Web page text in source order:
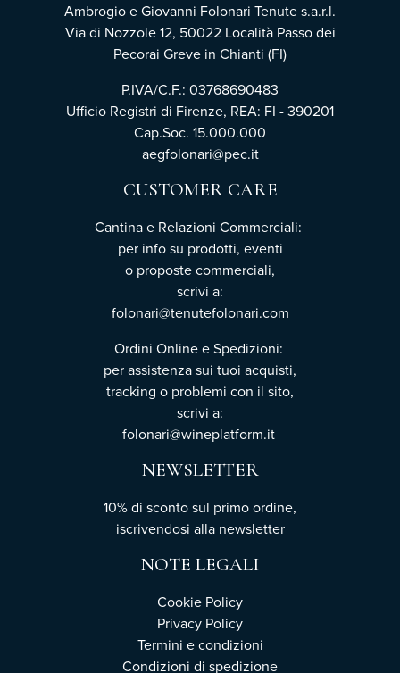
Ambrogio e Giovanni Folonari Tenute s.a.r.l.
Via di Nozzole 12, 50022 Località Passo dei
Pecorai Greve in Chianti (FI)
P.IVA/C.F.: 03768690483
Ufficio Registri di Firenze, REA: FI - 390201
Cap.Soc. 15.000.000
aegfolonari@pec.it
CUSTOMER CARE
Cantina e Relazioni Commerciali:
per info su prodotti, eventi
o proposte commerciali,
scrivi a:
folonari@tenutefolonari.com
Ordini Online e Spedizioni:
per assistenza sui tuoi acquisti,
tracking o problemi con il sito,
scrivi a:
folonari@wineplatform.it
NEWSLETTER
10% di sconto sul primo ordine,
iscrivendosi alla newsletter
NOTE LEGALI
Cookie Policy
Privacy Policy
Termini e condizioni
Condizioni di spedizione